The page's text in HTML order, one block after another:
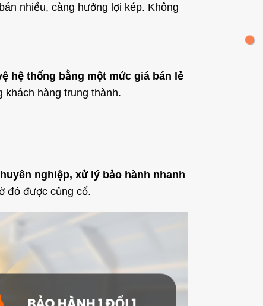
nhiều, càng hưởng lợi kép. Không
hệ thống bằng một mức giá bán lẻ
khách hàng trung thành.
nghiệp, xử lý bảo hành nhanh
đó được củng cố.